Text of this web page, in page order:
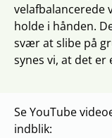
velafbalancerede
holde i hånden.
svær at slibe på
synes vi, at det er
Se YouTube
indblik: